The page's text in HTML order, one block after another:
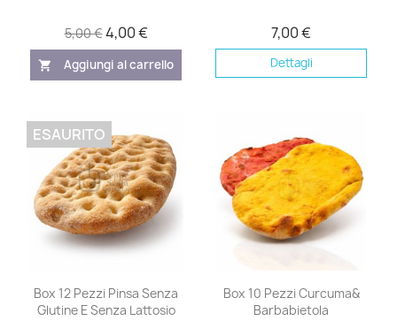
5,00 €4,00 €
shopping_cart Aggiungi al carrello
7,00 €
Dettagli
Box 12 Pezzi Pinsa Senza
Glutine E Senza Lattosio
ESAURITO
Box 10 Pezzi Curcuma&
Barbabietola